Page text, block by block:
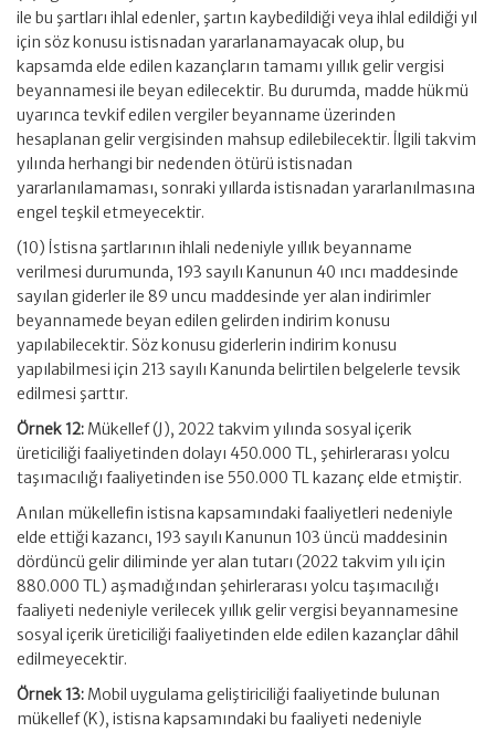
ile bu şartları ihlal edenler, şartın kaybedildiği veya ihlal edildiği yıl
için söz konusu istisnadan yararlanamayacak olup, bu
kapsamda elde edilen kazançların tamamı yıllık gelir vergisi
beyannamesi ile beyan edilecektir. Bu durumda, madde hükmü
uyarınca tevkif edilen vergiler beyanname üzerinden
hesaplanan gelir vergisinden mahsup edilebilecektir. İlgili takvim
yılında herhangi bir nedenden ötürü istisnadan
yararlanılamaması, sonraki yıllarda istisnadan yararlanılmasına
engel teşkil etmeyecektir.
(10) İstisna şartlarının ihlali nedeniyle yıllık beyanname
verilmesi durumunda, 193 sayılı Kanunun 40 ıncı maddesinde
sayılan giderler ile 89 uncu maddesinde yer alan indirimler
beyannamede beyan edilen gelirden indirim konusu
yapılabilecektir. Söz konusu giderlerin indirim konusu
yapılabilmesi için 213 sayılı Kanunda belirtilen belgelerle tevsik
edilmesi şarttır.
Örnek 12: Mükellef (J), 2022 takvim yılında sosyal içerik
üreticiliği faaliyetinden dolayı 450.000 TL, şehirlerarası yolcu
taşımacılığı faaliyetinden ise 550.000 TL kazanç elde etmiştir.
Anılan mükellefin istisna kapsamındaki faaliyetleri nedeniyle
elde ettiği kazancı, 193 sayılı Kanunun 103 üncü maddesinin
dördüncü gelir diliminde yer alan tutarı (2022 takvim yılı için
880.000 TL) aşmadığından şehirlerarası yolcu taşımacılığı
faaliyeti nedeniyle verilecek yıllık gelir vergisi beyannamesine
sosyal içerik üreticiliği faaliyetinden elde edilen kazançlar dâhil
edilmeyecektir.
Örnek 13: Mobil uygulama geliştiriciliği faaliyetinde bulunan
mükellef (K), istisna kapsamındaki bu faaliyeti nedeniyle